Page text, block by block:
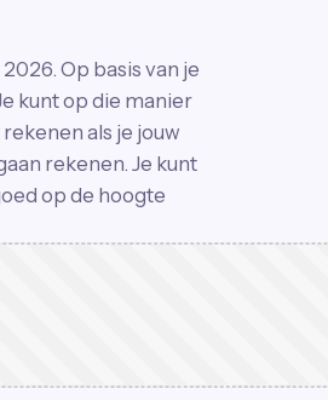
Op basis van je
kunt op die manier
als je jouw
rekenen. Je kunt
op de hoogte